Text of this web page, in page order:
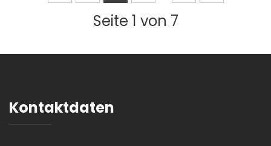
Seite 1 von 7
Kontaktdaten